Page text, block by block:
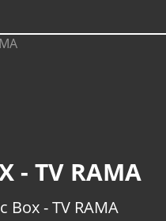
- TV RAMA
Box - TV RAMA